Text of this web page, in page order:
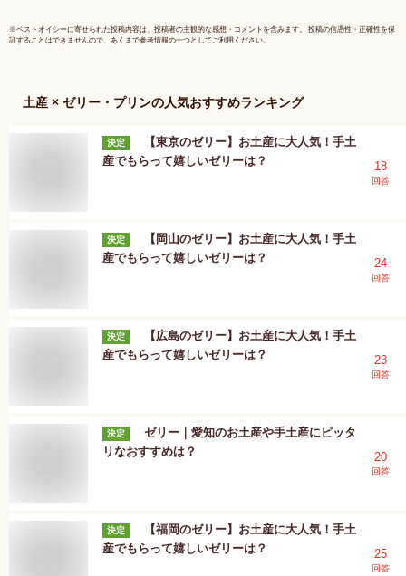
※ベストオイシーに寄せられた投稿内容は、投稿者の主観的な感想・コメントを含みます。 投稿の信憑性・正確性を保
証することはできませんので、あくまで参考情報の一つとしてご利用ください。
土産 × ゼリー・プリンの人気おすすめランキング
決定
【東京のゼリー】お土産に大人気！手土
産でもらって嬉しいゼリーは？
18
回答
決定
【岡山のゼリー】お土産に大人気！手土
産でもらって嬉しいゼリーは？
24
回答
決定
【広島のゼリー】お土産に大人気！手土
産でもらって嬉しいゼリーは？
23
回答
決定
ゼリー｜愛知のお土産や手土産にピッタ
リなおすすめは？
20
回答
決定
【福岡のゼリー】お土産に大人気！手土
産でもらって嬉しいゼリーは？
25
回答